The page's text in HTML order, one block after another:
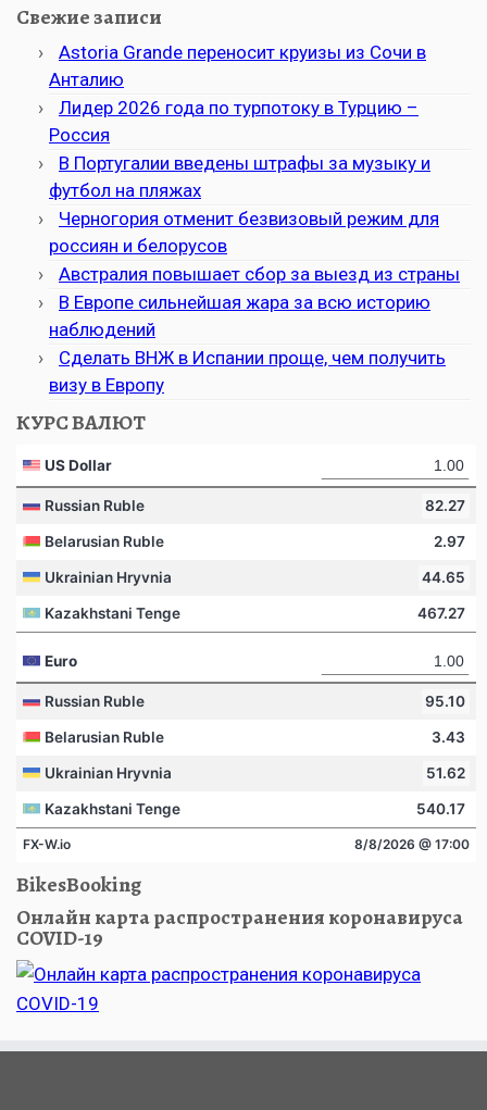
Свежие записи
Astoria Grande переносит круизы из Сочи в
Анталию
Лидер 2026 года по турпотоку в Турцию –
Россия
В Португалии введены штрафы за музыку и
футбол на пляжах
Черногория отменит безвизовый режим для
россиян и белорусов
Австралия повышает сбор за выезд из страны
В Европе сильнейшая жара за всю историю
наблюдений
Сделать ВНЖ в Испании проще, чем получить
визу в Европу
КУРС ВАЛЮТ
BikesBooking
Онлайн карта распространения коронавируса
COVID-19